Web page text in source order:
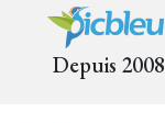
Depuis 2008